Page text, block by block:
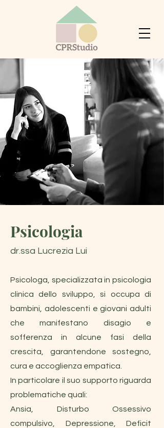
Psicologia
dr.ssa Lucrezia Lui
Psicologa, specializzata in psicologia
clinica dello sviluppo, si occupa di
bambini, adolescenti e giovani adulti
che manifestano disagio e
sofferenza in alcune fasi della
crescita, garantendone sostegno,
cura e accoglienza empatica.
In particolare il suo supporto riguarda
problematiche quali:
Ansia, Disturbo Ossessivo
compulsivo, Depressione, Deficit